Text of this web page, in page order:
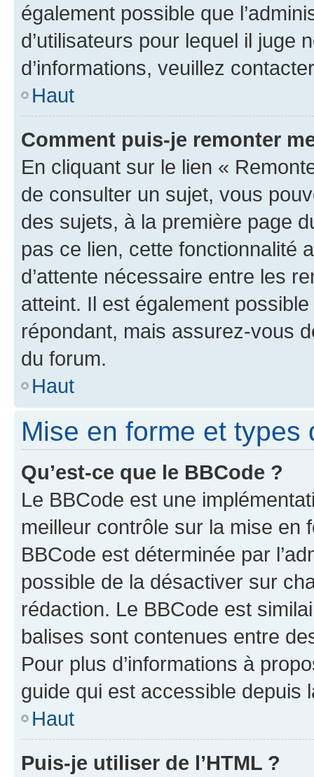
également possible que
d’utilisateurs pour lequel il juge
d’informations, veuillez
Haut
Comment puis-je remonter
En cliquant sur le lien «
de consulter un sujet, vous
des sujets, à la première page
pas ce lien, cette fonctionnalité
d’attente nécessaire entre les
atteint. Il est également
répondant, mais assurez-vous
du forum.
Haut
Mise en forme et types
Qu’est-ce que le BBCode ?
Le BBCode est une
meilleur contrôle sur la mise en
BBCode est déterminée par
possible de la désactiver sur
rédaction. Le BBCode est
balises sont contenues entre
Pour plus d’informations à
guide qui est accessible depuis
Haut
Puis-je utiliser de l’HTML ?